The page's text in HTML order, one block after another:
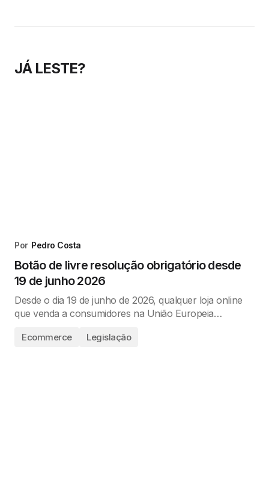
JÁ LESTE?
Por Pedro Costa
Botão de livre resolução obrigatório desde
19 de junho 2026
Desde o dia 19 de junho de 2026, qualquer loja online
que venda a consumidores na União Europeia…
Ecommerce Legislação